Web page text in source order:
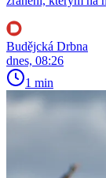
Budějcká Drbna
dnes, 08:26
1 min